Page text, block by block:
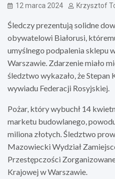
12 marca 2024 Krzysztof
Śledczy prezentują solidne
obywatelowi Białorusi,
umyślnego podpalenia sklepu
Warszawie. Zdarzenie miało
śledztwo wykazało, że Stepan
wywiadu Federacji Rosyjskiej.
Pożar, który wybuchł 14
marketu budowlanego,
miliona złotych. Śledztwo
Mazowiecki Wydział
Przestępczości
Krajowej w Warszawie.